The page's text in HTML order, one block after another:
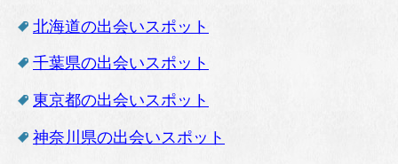
北海道の出会いスポット
千葉県の出会いスポット
東京都の出会いスポット
神奈川県の出会いスポット